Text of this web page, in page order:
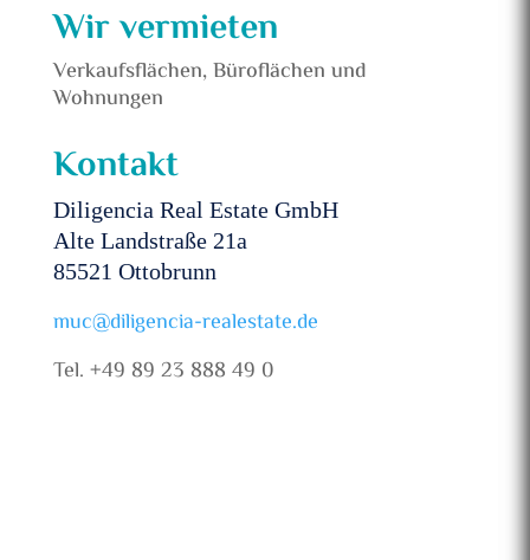
Wir vermieten
Verkaufsflächen, Büroflächen und
Wohnungen
Kontakt
Diligencia Real Estate GmbH
Alte Landstraße 21a
85521 Ottobrunn
muc@diligencia-realestate.de
Tel. +49 89 23 888 49 0